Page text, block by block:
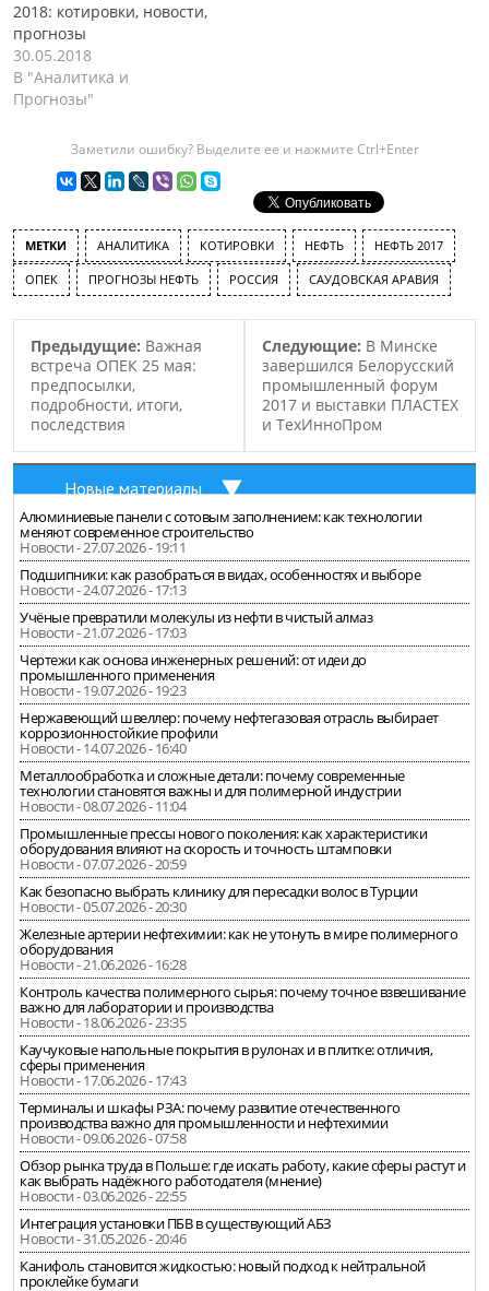
2018: котировки, новости,
прогнозы
30.05.2018
В "Аналитика и
Прогнозы"
Заметили ошибку? Выделите ее и нажмите Ctrl+Enter
МЕТКИ АНАЛИТИКА КОТИРОВКИ НЕФТЬ НЕФТЬ 2017
ОПЕК ПРОГНОЗЫ НЕФТЬ РОССИЯ САУДОВСКАЯ АРАВИЯ
Предыдущие: Важная
встреча ОПЕК 25 мая:
предпосылки,
подробности, итоги,
последствия
Следующие: В Минске
завершился Белорусский
промышленный форум
2017 и выставки ПЛАСТЕХ
и ТехИнноПром
Новые материалы
Алюминиевые панели с сотовым заполнением: как технологии
меняют современное строительство
Новости - 27.07.2026 - 19:11
Подшипники: как разобраться в видах, особенностях и выборе
Новости - 24.07.2026 - 17:13
Учёные превратили молекулы из нефти в чистый алмаз
Новости - 21.07.2026 - 17:03
Чертежи как основа инженерных решений: от идеи до
промышленного применения
Новости - 19.07.2026 - 19:23
Нержавеющий швеллер: почему нефтегазовая отрасль выбирает
коррозионностойкие профили
Новости - 14.07.2026 - 16:40
Металлообработка и сложные детали: почему современные
технологии становятся важны и для полимерной индустрии
Новости - 08.07.2026 - 11:04
Промышленные прессы нового поколения: как характеристики
оборудования влияют на скорость и точность штамповки
Новости - 07.07.2026 - 20:59
Как безопасно выбрать клинику для пересадки волос в Турции
Новости - 05.07.2026 - 20:30
Железные артерии нефтехимии: как не утонуть в мире полимерного
оборудования
Новости - 21.06.2026 - 16:28
Контроль качества полимерного сырья: почему точное взвешивание
важно для лаборатории и производства
Новости - 18.06.2026 - 23:35
Каучуковые напольные покрытия в рулонах и в плитке: отличия,
сферы применения
Новости - 17.06.2026 - 17:43
Терминалы и шкафы РЗА: почему развитие отечественного
производства важно для промышленности и нефтехимии
Новости - 09.06.2026 - 07:58
Обзор рынка труда в Польше: где искать работу, какие сферы растут и
как выбрать надёжного работодателя (мнение)
Новости - 03.06.2026 - 22:55
Интеграция установки ПБВ в существующий АБЗ
Новости - 31.05.2026 - 20:46
Канифоль становится жидкостью: новый подход к нейтральной
проклейке бумаги